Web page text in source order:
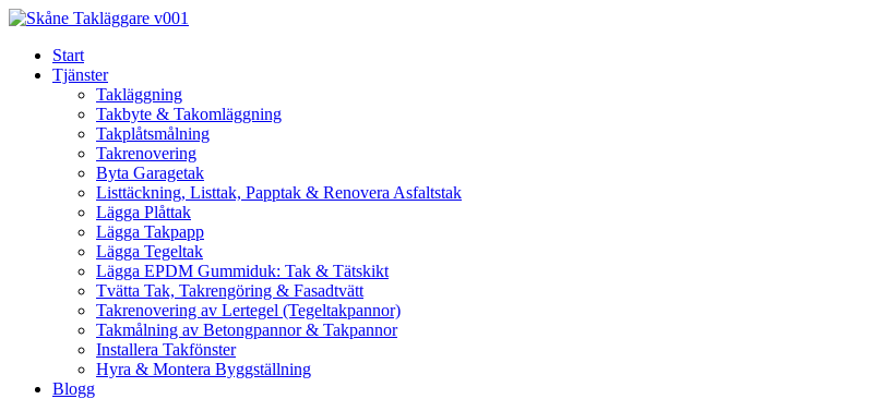
Skip
contentStart
Tjänster
Takläggning
Takbyte & Takomläggning
Takplåtsmålning
Takrenovering
Byta Garagetak
Listtäckning, Listtak, Papptak & Renovera Asfaltstak
Lägga Plåttak
Lägga Takpapp
Lägga Tegeltak
Lägga EPDM Gummiduk: Tak & Tätskikt
Tvätta Tak, Takrengöring & Fasadtvätt
Takrenovering av Lertegel (Tegeltakpannor)
Takmålning av Betongpannor & Takpannor
Installera Takfönster
Hyra & Montera Byggställning
Blogg